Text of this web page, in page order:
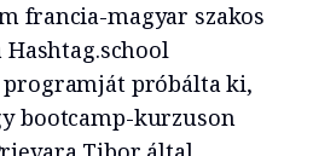
francia-magyar szakos
programját próbálta ki,
bootcamp-kurzuson